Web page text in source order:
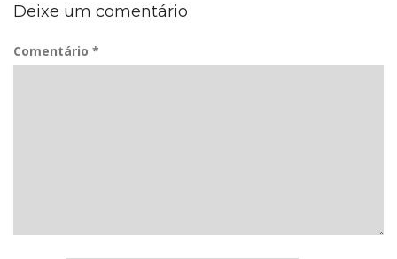
Deixe um comentário
Comentário *